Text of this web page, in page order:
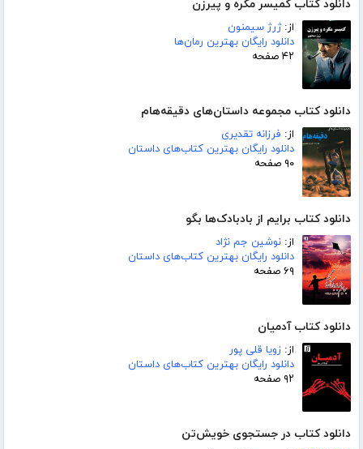
دانلود کتاب کمیسر مگره و پیرزن
از:ژرژ سیمنون
دانلود رایگان بهترین رمان‌ها
۴۲ صفحه
دانلود کتاب مجموعه داستان‌های دقیقه‌هام
از: فرزانه تقدیری
دانلود رایگان بهترین کتاب‌های داستان
۹۰ صفحه
دانلود کتاب برایم از بادبادک‌ها بگو
از: نوشین جم نژاد
دانلود رایگان بهترین کتاب‌های داستان
۶۹ صفحه
دانلود کتاب آدمیان
از: زویا قلی پور
دانلود رایگان بهترین کتاب‌های داستان
۹۲ صفحه
دانلود کتاب در جستجوی خویش‌تن